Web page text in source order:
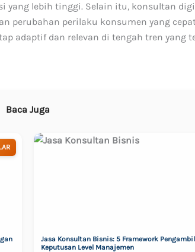
yang lebih tinggi. Selain itu, konsultan
perubahan perilaku konsumen yang
adaptif dan relevan di tengah tren yang
Baca Juga
Jasa Konsultan Bisnis: 5 Framework
Keputusan Level Manajemen